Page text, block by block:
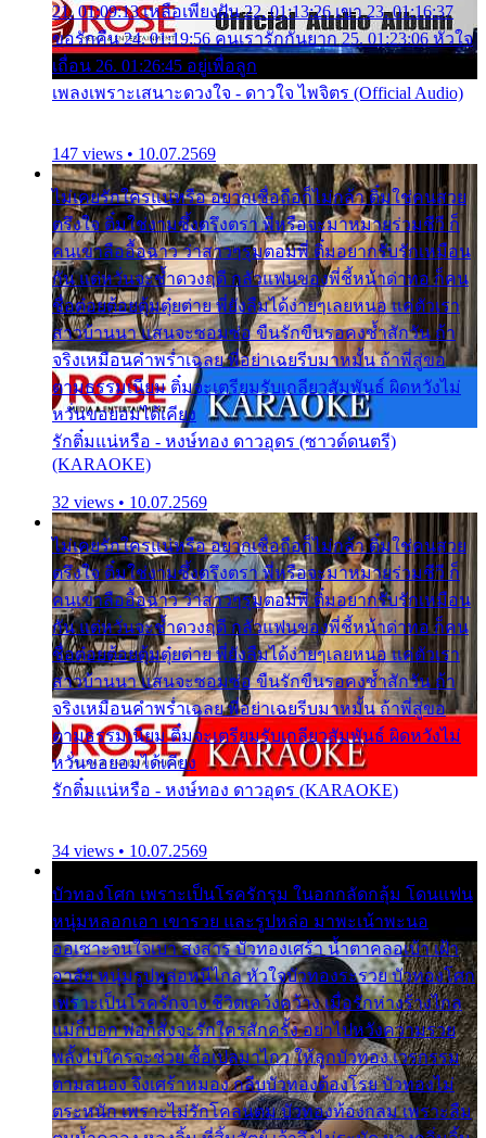
21. 01:09:13 เหลือเพียงฝัน 22. 01:13:26 เขา 23. 01:16:37
ขอรักคืน 24. 01:19:56 คนเรารักกันยาก 25. 01:23:06 หัวใจ
เถื่อน 26. 01:26:45 อยู่เพื่อลูก
เพลงเพราะเสนาะดวงใจ - ดาวใจ ไพจิตร (Official Audio)
147 views • 10.07.2569
ไม่เคยรักใครแน่หรือ อยากเชื่อถือก็ไม่กล้า ติ๋มใช่คนสวย
ตรึงใจ ติ๋มใช่งามซึ้งตรึงตรา พี่หรือจะมาหมายร่วมชีวี ก็
คนเขาลืออื้อฉาว ว่าสาวๆรุมตอมพี่ ติ๋มอยากรับรักเหมือน
กัน แต่หวั่นจะช้ำดวงฤดี กลัวแฟนของพี่ชี้หน้าด่าทอ ก็คน
ชื่อต๋อยต้อยตุ้มตุ๋ยต่าย พี่ยังลืมได้ง่ายๆเลยหนอ แค่ตัวเรา
สาวบ้านนา แสนจะซอมซ่อ ขืนรักขืนรอคงช้ำสักวัน ถ้า
จริงเหมือนคำพร่ำเฉลย พี่อย่าเฉยรีบมาหมั้น ถ้าพี่สู่ขอ
ตามธรรมเนียม ติ๋มจะเตรียมรับเกลียวสัมพันธ์ ผิดหวังไม่
หวั่นขอยอมได้เคียง
รักติ๋มแน่หรือ - หงษ์ทอง ดาวอุดร (ซาวด์ดนตรี)
(KARAOKE)
32 views • 10.07.2569
ไม่เคยรักใครแน่หรือ อยากเชื่อถือก็ไม่กล้า ติ๋มใช่คนสวย
ตรึงใจ ติ๋มใช่งามซึ้งตรึงตรา พี่หรือจะมาหมายร่วมชีวี ก็
คนเขาลืออื้อฉาว ว่าสาวๆรุมตอมพี่ ติ๋มอยากรับรักเหมือน
กัน แต่หวั่นจะช้ำดวงฤดี กลัวแฟนของพี่ชี้หน้าด่าทอ ก็คน
ชื่อต๋อยต้อยตุ้มตุ๋ยต่าย พี่ยังลืมได้ง่ายๆเลยหนอ แค่ตัวเรา
สาวบ้านนา แสนจะซอมซ่อ ขืนรักขืนรอคงช้ำสักวัน ถ้า
จริงเหมือนคำพร่ำเฉลย พี่อย่าเฉยรีบมาหมั้น ถ้าพี่สู่ขอ
ตามธรรมเนียม ติ๋มจะเตรียมรับเกลียวสัมพันธ์ ผิดหวังไม่
หวั่นขอยอมได้เคียง
รักติ๋มแน่หรือ - หงษ์ทอง ดาวอุดร (KARAOKE)
34 views • 10.07.2569
บัวทองโศก เพราะเป็นโรครักรุม ในอกกลัดกลุ้ม โดนแฟน
หนุ่มหลอกเอา เขารวย และรูปหล่อ มาพะเน้าพะนอ
ออเซาะจนใจเบา สงสาร บัวทองเศร้า น้ำตาคลอเบ้า เฝ้า
อาลัย หนุ่มรูปหล่อหนีไกล หัวใจบัวทองระรวย บัวทองโศก
เพราะเป็นโรครักจาง ชีวิตเคว้งคว้าง เมื่อรักห่างร้างไกล
แม่ก็บอก พ่อก็สั่งจะรักใครสักครั้ง อย่าไปหวังความรวย
พลั้งไปใครจะช่วย ซื้อเปลมาไกว ให้ลูกบัวทอง เวรกรรม
ตามสนอง จึงเศร้าหมอง กลีบบัวทองต้องโรย บัวทองไม่
ตระหนัก เพราะไม่รักโคลนตม บัวทองท้องกลม เพราะลืม